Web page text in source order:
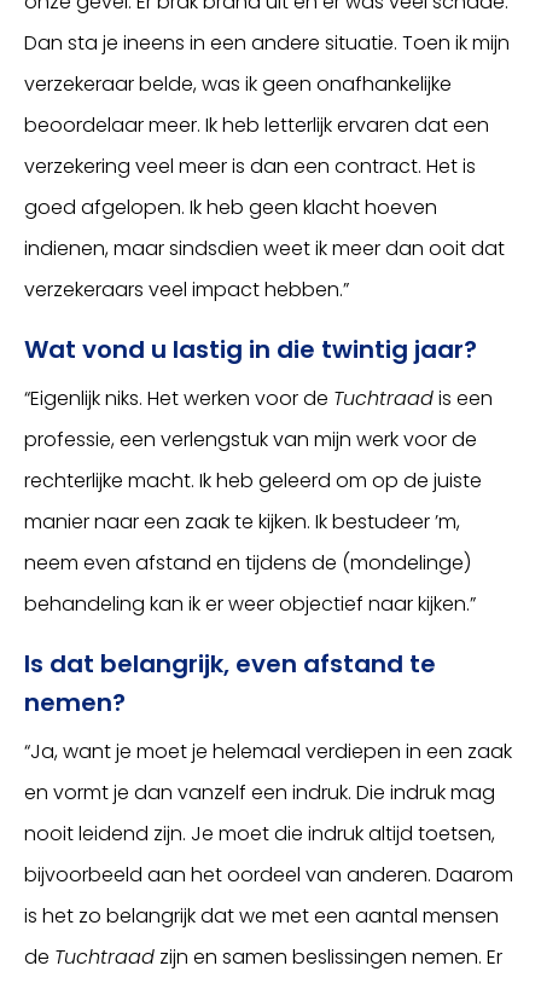
Dan sta je ineens in een andere situatie. Toen ik mijn
verzekeraar belde, was ik geen onafhankelijke
beoordelaar meer. Ik heb letterlijk ervaren dat een
verzekering veel meer is dan een contract. Het is
goed afgelopen. Ik heb geen klacht hoeven
indienen, maar sindsdien weet ik meer dan ooit dat
verzekeraars veel impact hebben.”
Wat vond u lastig in die twintig jaar?
“Eigenlijk niks. Het werken voor de Tuchtraadis een
professie, een verlengstuk van mijn werk voor de
rechterlijke macht. Ik heb geleerd om op de juiste
manier naar een zaak te kijken. Ik bestudeer ’m,
neem even afstand en tijdens de (mondelinge)
behandeling kan ik er weer objectief naar kijken.”
Is dat belangrijk, even afstand te
nemen?
“Ja, want je moet je helemaal verdiepen in een zaak
en vormt je dan vanzelf een indruk. Die indruk mag
nooit leidend zijn. Je moet die indruk altijd toetsen,
bijvoorbeeld aan het oordeel van anderen. Daarom
is het zo belangrijk dat we met een aantal mensen
de Tuchtraad zijn en samen beslissingen nemen. Er